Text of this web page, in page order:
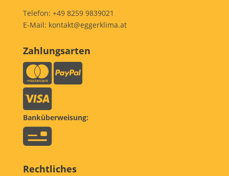
Telefon: +49 8259 9839021
E-Mail: kontakt@eggerklima.at
Zahlungsarten
Banküberweisung:
Rechtliches